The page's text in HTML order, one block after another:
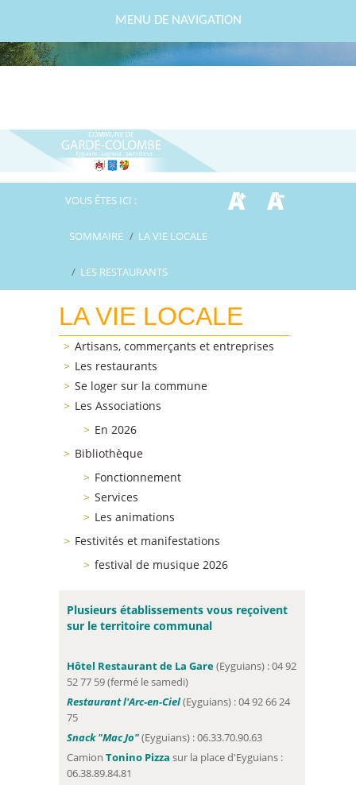
MENU DE NAVIGATION
VOUS ÊTES ICI :
SOMMAIRE / LA VIE LOCALE
/ LES RESTAURANTS
LA VIE LOCALE
Artisans, commerçants et entreprises
Les restaurants
Se loger sur la commune
Les Associations
En 2026
Bibliothèque
Fonctionnement
Services
Les animations
Festivités et manifestations
festival de musique 2026
Plusieurs établissements vous reçoivent
sur le territoire communal
Hôtel Restaurant de La Gare(Eyguians) : 04 92
52 77 59 (fermé le samedi)
Restaurant l'Arc-en-Ciel(Eyguians) : 04 92 66 24
75
Snack "Mac Jo"(Eyguians) : 06.33.70.90.63
Camion Tonino Pizza sur la place d'Eyguians :
06.38.89.84.81